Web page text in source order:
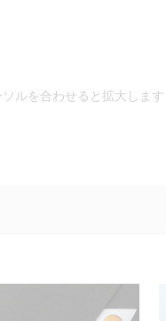
ルを合わせると拡大します